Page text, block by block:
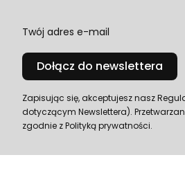
Twój adres e-mail
Dołącz do newslettera
Zapisując się, akceptujesz nasz
dotyczącym Newslettera).
zgodnie z Polityką prywatności.